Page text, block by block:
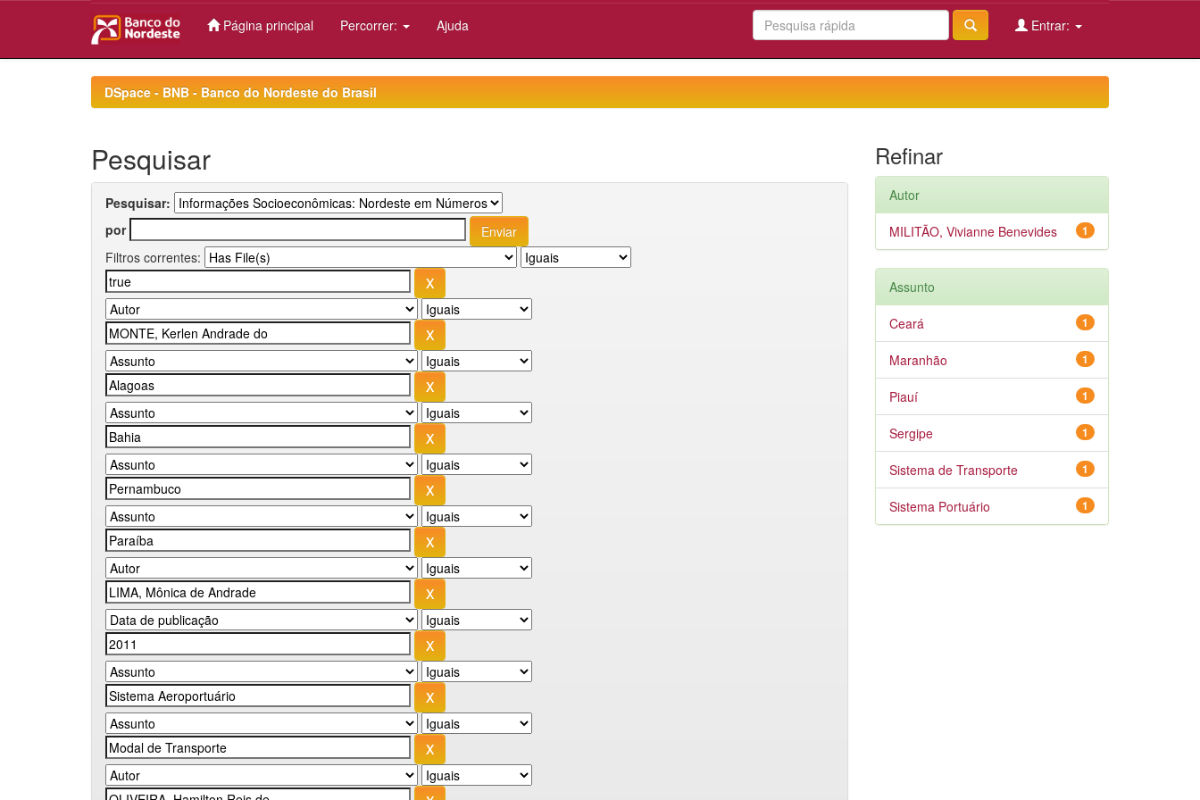
Página principal Percorrer: Ajuda Entrar:
DSpace - BNB - Banco do Nordeste do Brasil
Pesquisar
Pesquisar:
por
Filtros correntes:
Refinar
Autor
1
MILITÃO, Vivianne Benevides
Assunto
1
Ceará
1
Maranhão
1
Piauí
1
Sergipe
1
Sistema de Transporte
1
Sistema Portuário